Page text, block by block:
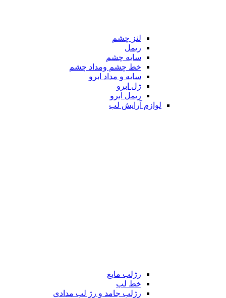
لنز چشم
ریمل
سایه چشم
خط چشم ومداد چشم
سایه و مداد ابرو
ژل ابرو
ریمل ابرو
لوازم آرایش لب
رژلب مایع
خط لب
رژلب جامد و رژ لب مدادی